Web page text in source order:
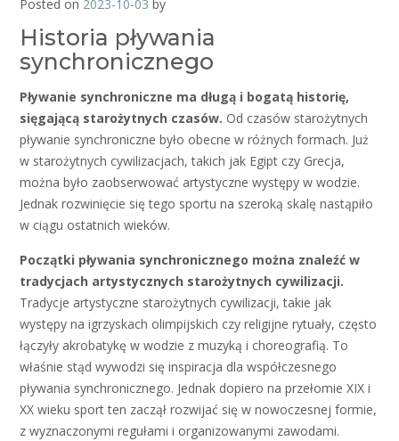
Posted on 2023-10-03 by
Historia pływania
synchronicznego
Pływanie synchroniczne ma długą i bogatą historię,
sięgającą starożytnych czasów. Od czasów starożytnych
pływanie synchroniczne było obecne w różnych formach. Już
w starożytnych cywilizacjach, takich jak Egipt czy Grecja,
można było zaobserwować artystyczne występy w wodzie.
Jednak rozwinięcie się tego sportu na szeroką skalę nastąpiło
w ciągu ostatnich wieków.
Początki pływania synchronicznego można znaleźć w
tradycjach artystycznych starożytnych cywilizacji.
Tradycje artystyczne starożytnych cywilizacji, takie jak
występy na igrzyskach olimpijskich czy religijne rytuały, często
łączyły akrobatykę w wodzie z muzyką i choreografią. To
właśnie stąd wywodzi się inspiracja dla współczesnego
pływania synchronicznego. Jednak dopiero na przełomie XIX i
XX wieku sport ten zaczął rozwijać się w nowoczesnej formie,
z wyznaczonymi regułami i organizowanymi zawodami.